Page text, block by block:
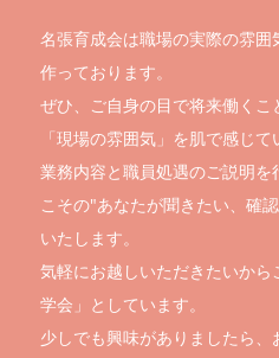
名張育成会は職場の実際の雰
作っております。
ぜひ、ご自身の目で将来働く
「現場の雰囲気」を肌で感じて
業務内容と職員処遇のご説明
こその"あなたが聞きたい、確
いたします。
気軽にお越しいただきたいか
学会」としています。
少しでも興味がありましたら